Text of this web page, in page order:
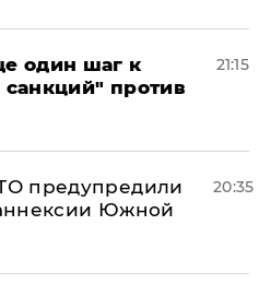
один шаг к
против
21:15
предупредили
Южной
20:35